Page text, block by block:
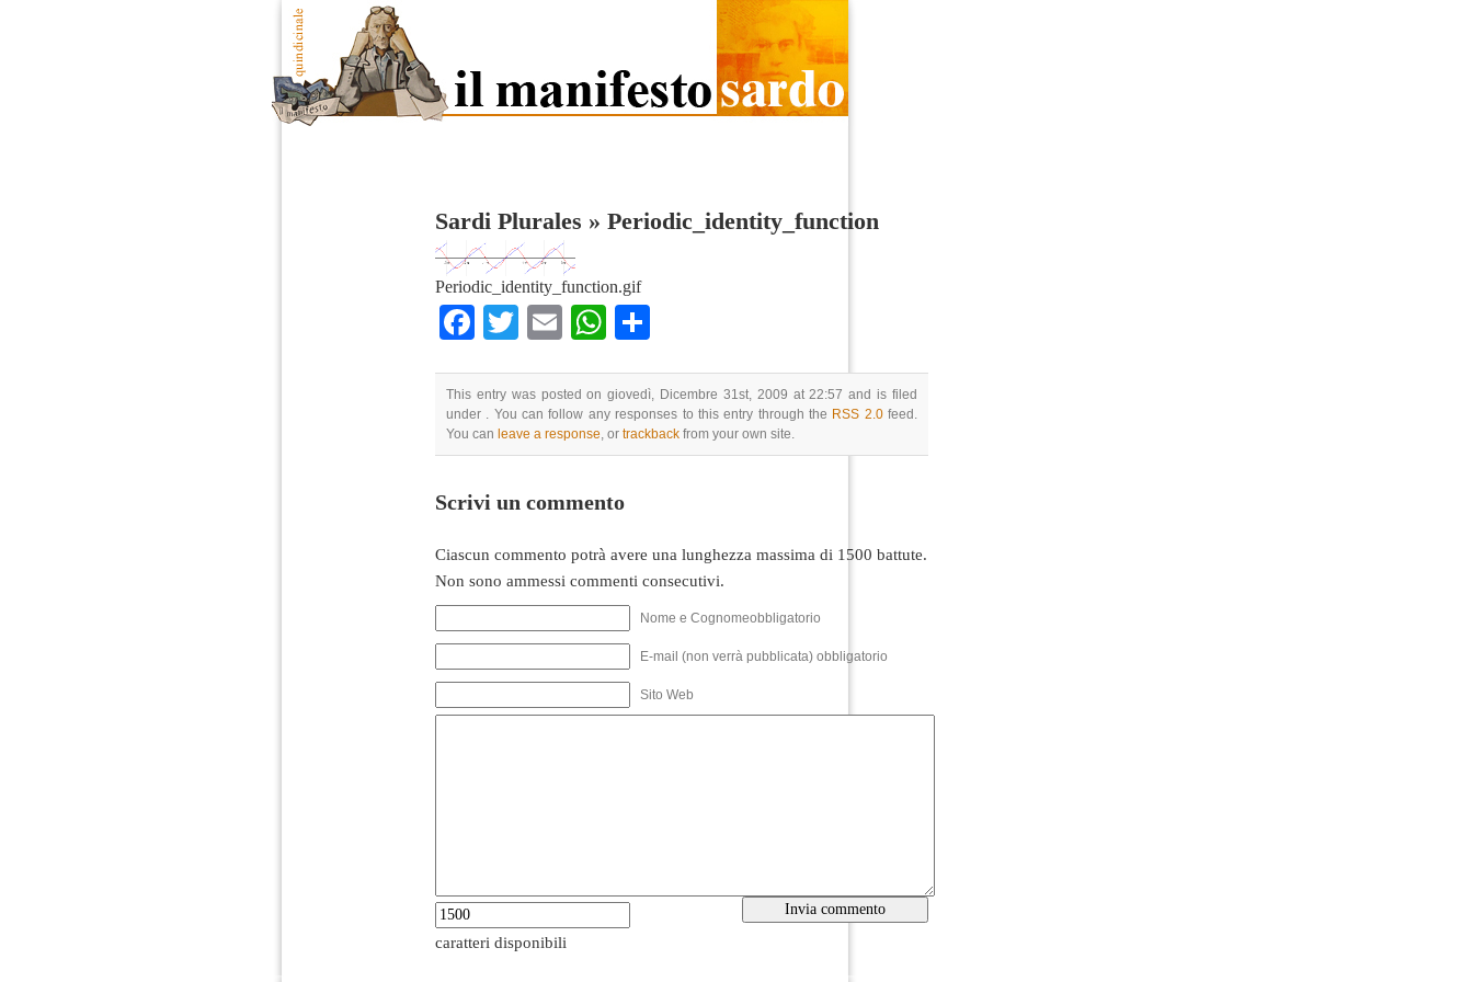
Sardi Plurales » Periodic_identity_function
Periodic_identity_function.gif
Facebook
TwitterEmailWhatsApp
This entry was posted on giovedì, Dicembre 31st, 2009 at 22:57 and is filed
under . You can follow any responses to this entry through the RSS 2.0feed.
You can leave a response, or trackback from your own site.
Scrivi un commento
Ciascun commento potrà avere una lunghezza massima di 1500 battute.
Non sono ammessi commenti consecutivi.
Nome e Cognomeobbligatorio
E-mail (non verrà pubblicata) obbligatorio
Sito Web
caratteri disponibili